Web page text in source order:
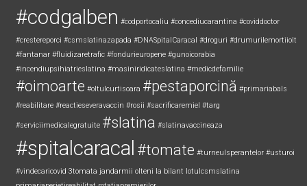
#codgalben #codportocaliu #concediucarantina #coviddoctor
#crestereporci #csmslatinazapada #DNASpitalCaracal #droguri #drumurilemortiiolt
#fantanar #fluidizaretrafic #fondurieuropene #gunoicorabia
#incendiupsihiatrieslatina #masiniridicateslatina #medicdefamilie
#oimoarte #oltulcurtisoara #pestaporcină #primariabals
#reabilitare #reactieseveravaccin #rosii #sacrificaremiel #targ
#serviciimedicalegratuite #slatina #slatinavaccineaza
#spitalcaracal #tomate #turneulsperantelor #usturoi
#vindecaricovid 3tomata jandarmii olteni la bilant lotulcsmslatina